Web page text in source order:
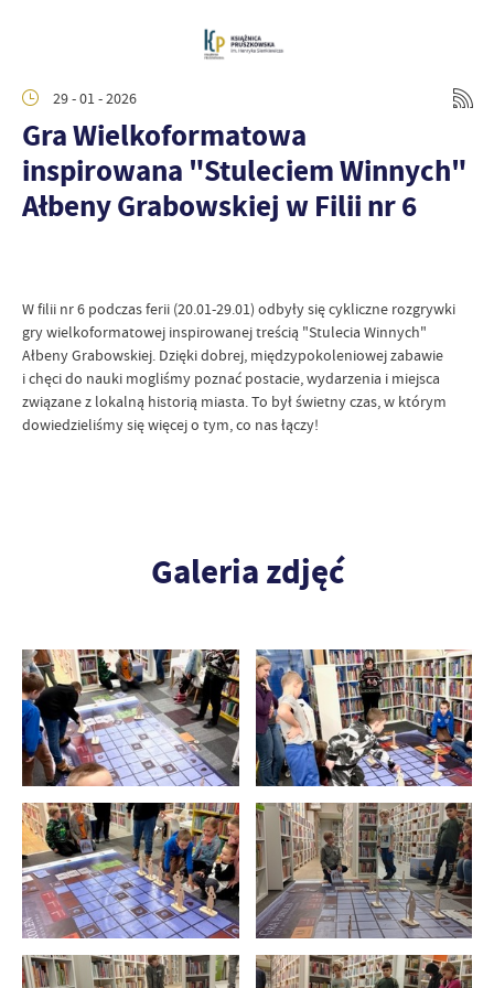
29 - 01 - 2026
Gra Wielkoformatowa
inspirowana "Stuleciem Winnych"
Ałbeny Grabowskiej w Filii nr 6
W filii nr 6 podczas ferii (20.01-29.01) odbyły się cykliczne rozgrywki
gry wielkoformatowej inspirowanej treścią "Stulecia Winnych"
Ałbeny Grabowskiej. Dzięki dobrej, międzypokoleniowej zabawie
i chęci do nauki mogliśmy poznać postacie, wydarzenia i miejsca
związane z lokalną historią miasta. To był świetny czas, w którym
dowiedzieliśmy się więcej o tym, co nas łączy!
Galeria zdjęć